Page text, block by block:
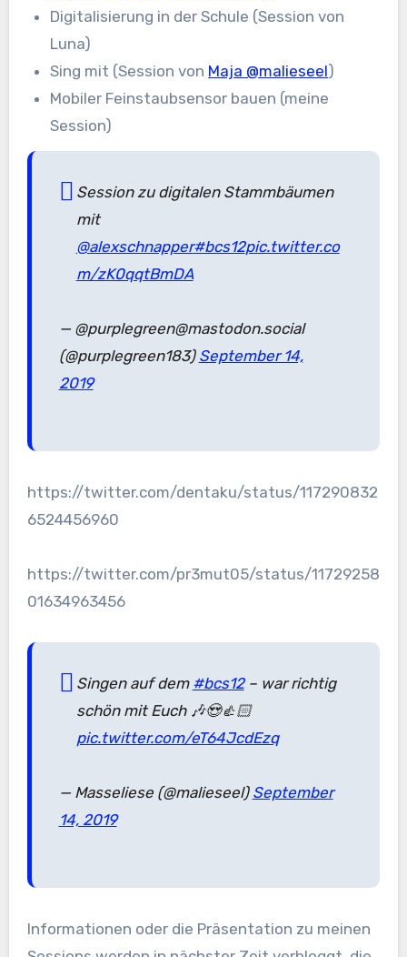
Digitalisierung in der Schule (Session von
Luna)
Sing mit (Session von Maja @malieseel)
Mobiler Feinstaubsensor bauen (meine
Session)
Session zu digitalen Stammbäumen
mit
@alexschnapper#bcs12pic.twitter.co
m/zK0qqtBmDA
— @purplegreen@mastodon.social
(@purplegreen183) September 14,
2019
https://twitter.com/dentaku/status/117290832
6524456960
https://twitter.com/pr3mut05/status/11729258
01634963456
Singen auf dem #bcs12– war richtig
schön mit Euch 🎶😍👍🏻
pic.twitter.com/eT64JcdEzq
— Masseliese (@malieseel) September
14, 2019
Informationen oder die Präsentation zu meinen